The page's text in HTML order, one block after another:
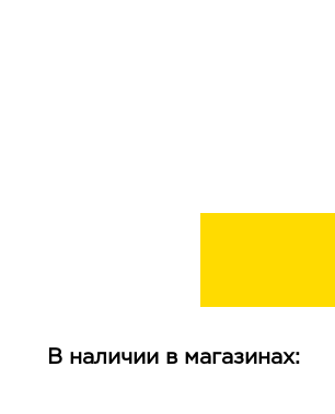
В наличии в магазинах: